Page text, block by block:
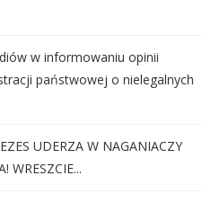
w informowaniu opinii
państwowej o nielegalnych
UDERZA W NAGANIACZY
WRESZCIE...